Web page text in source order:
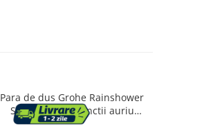
Para de dus Grohe Rainshower
SmartActive 3 functii auriu
lucios Cool Sunrise